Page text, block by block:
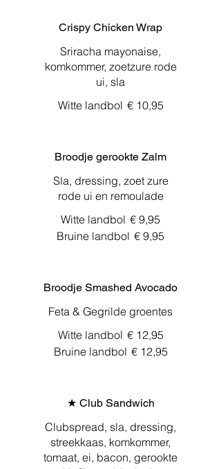
Crispy Chicken Wrap
Sriracha mayonaise,
komkommer, zoetzure rode
ui, sla
Witte landbol € 10,95
Broodje gerookte Zalm
Sla, dressing, zoet zure
rode ui en remoulade
Witte landbol € 9,95
Bruine landbol € 9,95
Broodje Smashed Avocado
Feta & Gegrilde groentes
Witte landbol € 12,95
Bruine landbol € 12,95
★ Club Sandwich
Clubspread, sla, dressing,
streekkaas, komkommer,
tomaat, ei, bacon, gerookte